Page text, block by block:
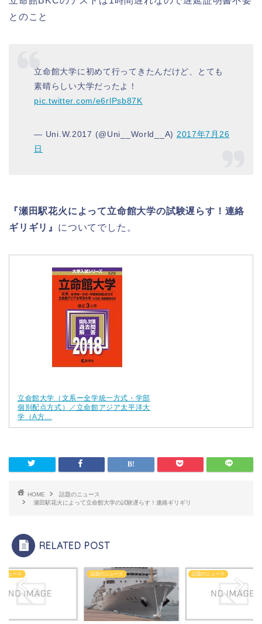
とのこと
立命館大学に初めて行ってきたんだけど、とても
素晴らしい大学だったよ！
pic.twitter.com/e6rlPsb87K
— Uni.W.2017 (@Uni__World__A) 2017年7月26
日
『瀬田駅花火によって立命館大学の試験遅らす！連絡
ギリギリ』 についてでした。
立命館大学（文系ー全学統一方式・学部
個別配点方式）／立命館アジア太平洋大
学（A方…
HOME
話題のニュース
瀬田駅花火によって立命館大学の試験遅らす！連絡ギリギリ
RELATED POST
ニュース 話題のニュース 話題のニュース